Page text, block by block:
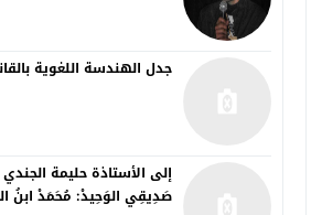
جدل الهندسة اللغوية بالقانون
صَدِيقِي الوَحِيدْ: مُحَمَدْ ابنُ